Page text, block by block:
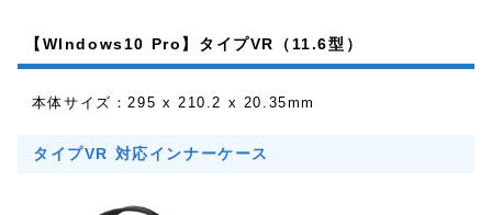
【WIndows10 Pro】タイプVR（11.6型）
本体サイズ：295 x 210.2 x 20.35mm
タイプVR 対応インナーケース